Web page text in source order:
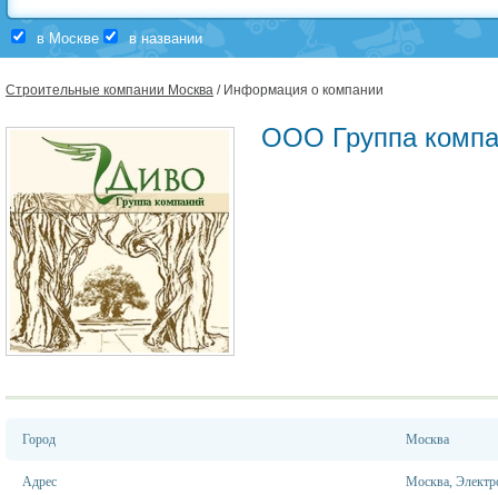
в Москве в названии
Строительные компании Москва / Информация о компании
ООО Группа
Город Москва
Адрес Москва,